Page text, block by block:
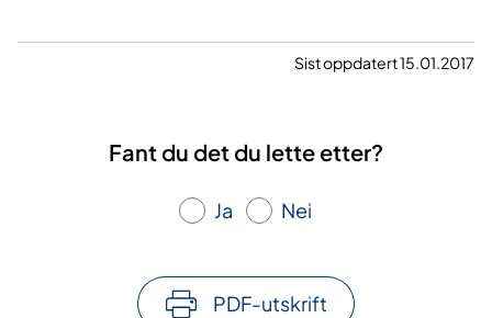
Sist oppdatert 15.01.2017
Fant du det du lette etter?
Ja Nei
PDF-utskrift